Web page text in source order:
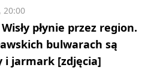
płynie przez region.
bulwarach są
i jarmark [zdjęcia]
20:00